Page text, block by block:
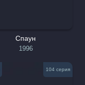
Спаун
1996
104 серия